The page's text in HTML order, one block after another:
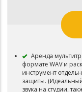
Аренда
формате WAV и
инструмент
защиты.
звука на студии,